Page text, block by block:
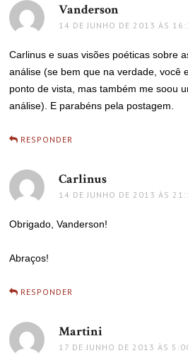
Vanderson
14 DE JUNHO DE 2013 ÀS
Carlinus e suas visões poéticas sobre
análise (se bem que na verdade, você
ponto de vista, mas também me soou
análise). E parabéns pela postagem.
RESPONDER
Carlinus
14 DE JUNHO DE 2013 ÀS
Obrigado, Vanderson!
Abraços!
RESPONDER
Martini
17 DE JUNHO DE 2013 ÀS